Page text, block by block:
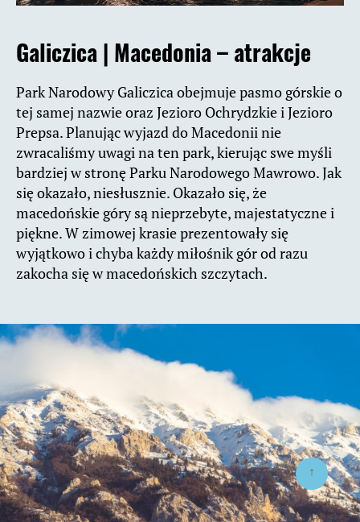
Galiczica | Macedonia – atrakcje
Park Narodowy Galiczica obejmuje pasmo górskie o
tej samej nazwie oraz Jezioro Ochrydzkie i Jezioro
Prepsa. Planując wyjazd do Macedonii nie
zwracaliśmy uwagi na ten park, kierując swe myśli
bardziej w stronę Parku Narodowego Mawrowo. Jak
się okazało, niesłusznie. Okazało się, że
macedońskie góry są nieprzebyte, majestatyczne i
piękne. W zimowej krasie prezentowały się
wyjątkowo i chyba każdy miłośnik gór od razu
zakocha się w macedońskich szczytach.
↑